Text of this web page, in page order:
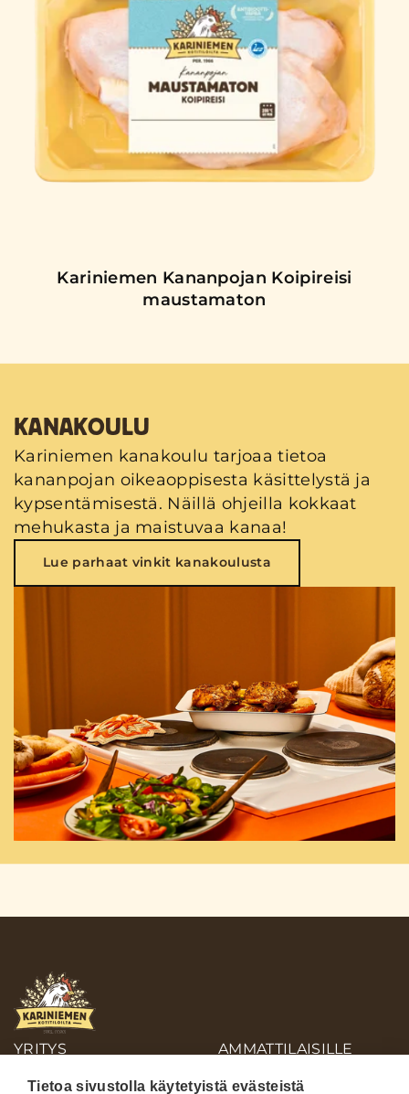
Kariniemen Kananpojan Koipireisi
maustamaton
KANAKOULU
Kariniemen kanakoulu tarjoaa tietoa
kananpojan oikeaoppisesta käsittelystä ja
kypsentämisestä. Näillä ohjeilla kokkaat
mehukasta ja maistuvaa kanaa!
Lue parhaat vinkit kanakoulusta
YRITYS
AMMATTILAISILLE
AINEISTOPANKKI
Tietoa sivustolla käytetyistä evästeistä